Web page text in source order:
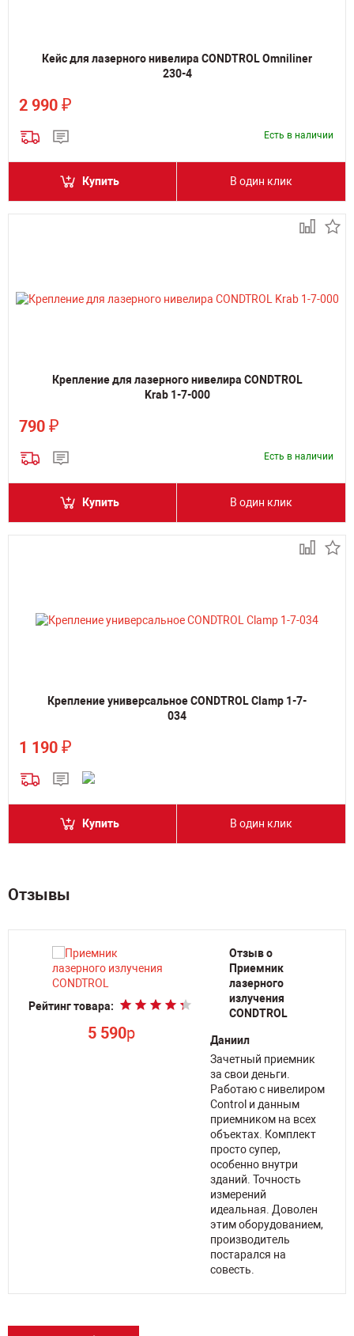
Кейс для лазерного нивелира CONDTROL Omniliner
230-4
2 990 ₽
Есть в наличии
Купить В один клик
Крепление для лазерного нивелира CONDTROL
Krab 1-7-000
790 ₽
Есть в наличии
Купить В один клик
Крепление универсальное CONDTROL Clamp 1-7-
034
1 190 ₽
Купить В один клик
Отзывы
Рейтинг товара:
5 590p
Отзыв о
Приемник
лазерного
излучения
CONDTROL
Даниил
Зачетный приемник
за свои деньги.
Работаю с нивелиром
Control и данным
приемником на всех
объектах. Комплект
просто супер,
особенно внутри
зданий. Точность
измерений
идеальная. Доволен
этим оборудованием,
производитель
постарался на
совесть.